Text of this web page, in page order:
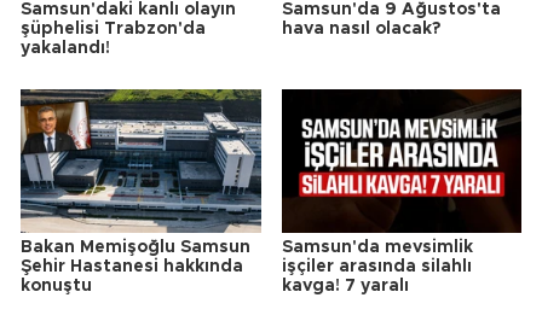
Samsun'daki kanlı olayın
şüphelisi Trabzon'da
yakalandı!
Samsun'da 9 Ağustos'ta
hava nasıl olacak?
Bakan Memişoğlu Samsun
Şehir Hastanesi hakkında
konuştu
Samsun'da mevsimlik
işçiler arasında silahlı
kavga! 7 yaralı